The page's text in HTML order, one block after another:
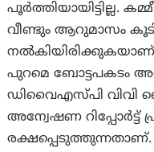
പൂർത്തിയായിട്ടില്ല.
വീണ്ടും ആറുമാസം കൂടി
പുറമെ ബോട്ടപകടം
ഡിവൈഎസ്പി വിവി
അന്വേഷണ റിപ്പോർട്ട്